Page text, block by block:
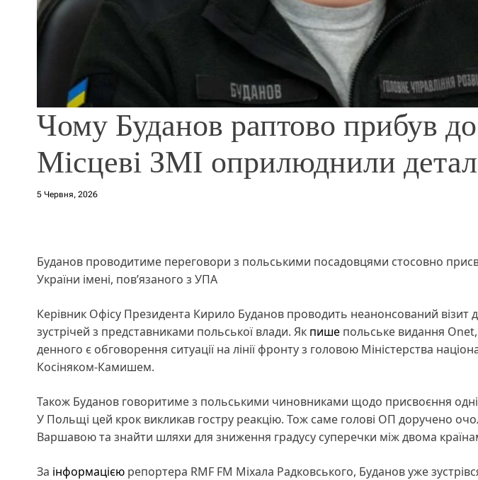
Чому Буданов раптово прибув
Місцеві ЗМІ оприлюднили
5 Червня, 2026
Буданов проводитиме переговори з польськими посадовцями стосовно
України імені, пов’язаного з УПА
Керівник Офісу Президента Кирило Буданов проводить неанонсований
зустрічей з представниками польської влади. Як пише польське видання
денного є обговорення ситуації на лінії фронту з головою Міністерства
Косіняком-Камишем.
Також Буданов говоритиме з польськими чиновниками щодо присвоєння
У Польщі цей крок викликав гостру реакцію. Тож саме голові ОП доручено
Варшавою та знайти шляхи для зниження градусу суперечки між двома
За інформацією репортера RMF FM Міхала Радковського, Буданов уже